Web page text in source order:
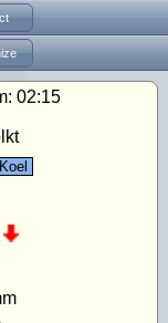
02:15
Koel